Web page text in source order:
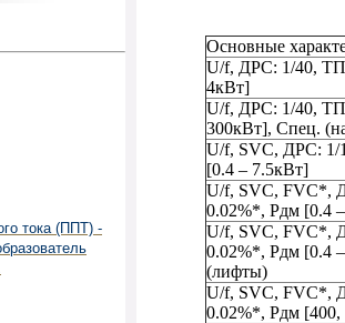
тока (ППТ) -
Основные
U/f, ДРС: 1/40,
4кВт]
U/f, ДРС: 1/40,
300кВт], Cпец.
U/f, SVC, ДРС: 1/
[0.4 – 7.5кВт]
U/f, SVC, FVC*,
0.02%*, Pдм [0.4
U/f, SVC, FVC*,
0.02%*, Pдм [0.4
(лифты)
U/f, SVC, FVC*,
0.02%*, Pдм